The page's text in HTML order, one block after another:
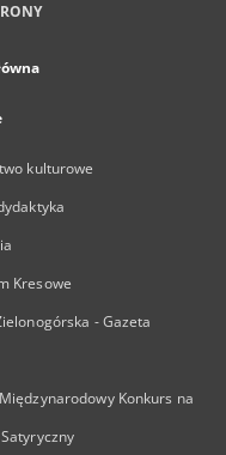
kulturowe
Kresowe
- Gazeta
Konkurs na